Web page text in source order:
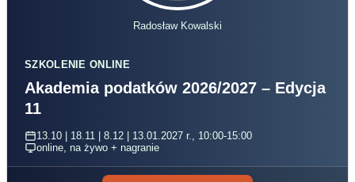
Radosław Kowalski
SZKOLENIE ONLINE
Akademia podatków 2026/2027 – Edycja
11
13.10 | 18.11 | 8.12 | 13.01.2027 r., 10:00-15:00
online, na żywo + nagranie